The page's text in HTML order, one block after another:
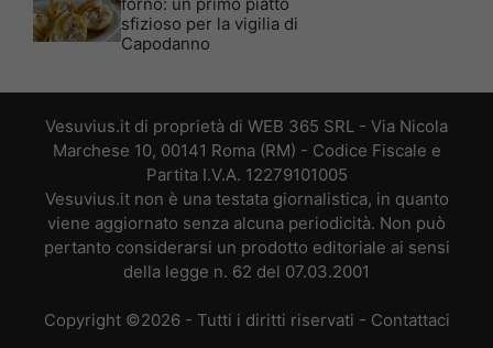
sfizioso per la vigilia di
Capodanno
Vesuvius.it di proprietà di WEB 365 SRL - Via Nicola
Marchese 10, 00141 Roma (RM) - Codice Fiscale e
Partita I.V.A. 12279101005
Vesuvius.it non è una testata giornalistica, in quanto
viene aggiornato senza alcuna periodicità. Non può
pertanto considerarsi un prodotto editoriale ai sensi
della legge n. 62 del 07.03.2001
Copyright ©2026 - Tutti i diritti riservati - Contattaci